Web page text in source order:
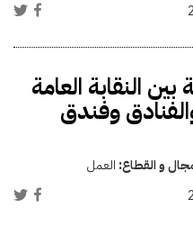
النقابة العامة
وفندق
و القطاع: العمل